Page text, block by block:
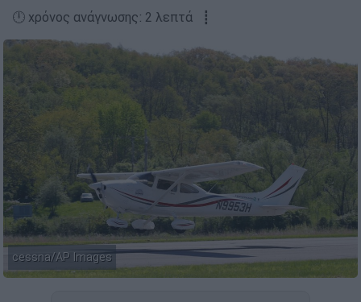
🕛 χρόνος ανάγνωσης: 2 λεπτά ┋
cessna/AP Images